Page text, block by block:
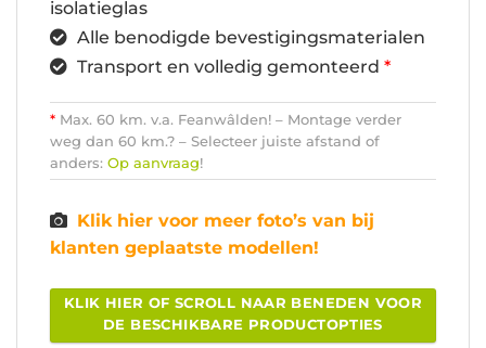
isolatieglas
Alle benodigde bevestigingsmaterialen
Transport en volledig gemonteerd *
* Max. 60 km. v.a. Feanwâlden! – Montage verder
weg dan 60 km.? – Selecteer juiste afstand of
anders: Op aanvraag!
Klik hier voor meer foto’s van bij
klanten geplaatste modellen!
KLIK HIER OF SCROLL NAAR BENEDEN VOOR
DE BESCHIKBARE PRODUCTOPTIES